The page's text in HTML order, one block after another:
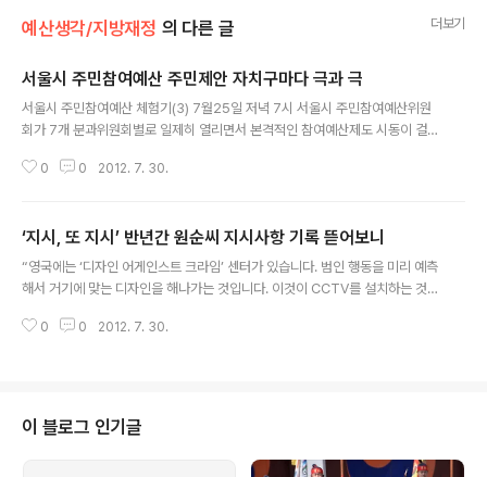
예산생각/지방재정 의 다른 글 더보기
서울시 주민참여예산 주민제안 자치구마다 극과 극
서울시 주민참여예산 체험기(3) 7월25일 저녁 7시 서울시 주민참여예산위원
회가 7개 분과위원회별로 일제히 열리면서 본격적인 참여예산제도 시동이 걸렸
와 지역별 제안사업 심사소위원회에 참여하며 분야별·지역별 주민제안사업을
거나 사적인 이해관계를 노골적으로 드러내는 등 토론 분위기를 해치는 등 일부
개선해야 할 점들도 드러났다. 시 주민참여예산제도가 본격적으로 시작되면서
벌써부터 자치구에 따라 희비가 극명하게 엇갈리고 있다. 시 주민참여예산위원
0 0 2012. 7. 30.
‘지시, 또 지시’ 반년간 원순씨 지시사항 기록 뜯어보니
“영국에는 ‘디자인 어게인스트 크라임’ 센터가 있습니다. 범인 행동을 미리 예측
해서 거기에 맞는 디자인을 해나가는 것입니다. 이것이 CCTV를 설치하는 것보
대해 조사헤 주시기 바랍니다.” 박원순 서울시장이 1월부터 6월까지 시정과 관
면 박 시장은 137개 지시사항을 시 관계자들에게 전달했다. 아이디어 많기로
유명한 그답게 다양한 분야에 걸쳐 각종 지시를 내렸다. 이 중에는 서울시에 유
0 0 2012. 7. 30.
이 블로그 인기글